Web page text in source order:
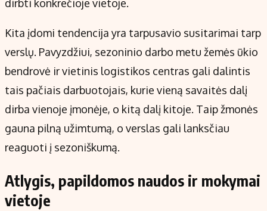
dirbti konkrečioje vietoje.
Kita įdomi tendencija yra tarpusavio susitarimai tarp
verslų. Pavyzdžiui, sezoninio darbo metu žemės ūkio
bendrovė ir vietinis logistikos centras gali dalintis
tais pačiais darbuotojais, kurie vieną savaitės dalį
dirba vienoje įmonėje, o kitą dalį kitoje. Taip žmonės
gauna pilną užimtumą, o verslas gali lanksčiau
reaguoti į sezoniškumą.
Atlygis, papildomos naudos ir mokymai
vietoje